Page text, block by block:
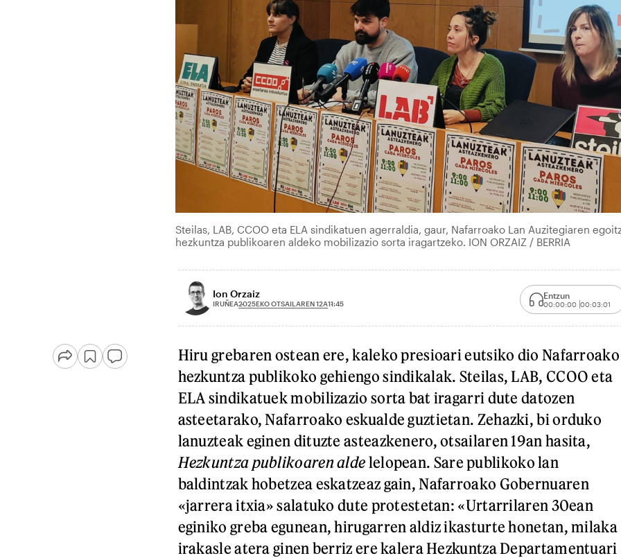
Steilas, LAB, CCOO eta ELA sindikatuen agerraldia, gaur, Nafarroako Lan Auzitegiaren
hezkuntza publikoaren aldeko mobilizazio sorta iragartzeko. ION ORZAIZ / BERRIA
Ion Orzaiz
IRUÑEA2025EKO OTSAILAREN 12A11:45
Entzun
00:00:00 00:03:01
Hiru grebaren ostean ere, kaleko presioari eutsiko dio Nafarroako
hezkuntza publikoko gehiengo sindikalak. Steilas, LAB, CCOO eta
ELA sindikatuek mobilizazio sorta bat iragarri dute datozen
asteetarako, Nafarroako eskualde guztietan. Zehazki, bi orduko
lanuzteak eginen dituzte asteazkenero, otsailaren 19an hasita,
Hezkuntza publikoaren alde lelopean. Sare publikoko lan
baldintzak hobetzea eskatzeaz gain, Nafarroako Gobernuaren
«jarrera itxia» salatuko dute protestetan: «Urtarrilaren 30ean
eginiko greba egunean, hirugarren aldiz ikasturte honetan, milaka
irakasle atera ginen berriz ere kalera Hezkuntza Departamentuari